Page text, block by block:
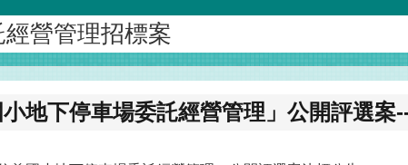
營管理招標案
小地下停車場委託經營管理」公開評選案